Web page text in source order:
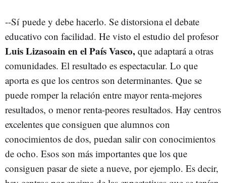
--Sí puede y debe hacerlo. Se distorsiona el debate
educativo con facilidad. He visto el estudio del profesor
Luis Lizasoain en el País Vasco, que adaptará a otras
comunidades. El resultado es espectacular. Lo que
aporta es que los centros son determinantes. Que se
puede romper la relación entre mayor renta-mejores
resultados, o menor renta-peores resultados. Hay centros
excelentes que consiguen que alumnos con
conocimientos de dos, puedan salir con conocimientos
de ocho. Esos son más importantes que los que
consiguen pasar de siete a nueve, por ejemplo. Es decir,